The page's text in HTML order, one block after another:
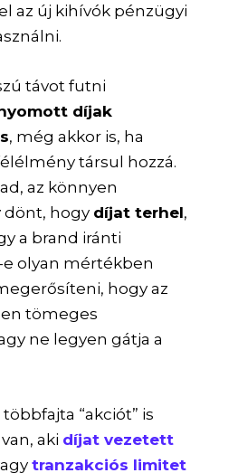
az új kihívók pénzügyi
távot futni
díjak
, még akkor is, ha
társul hozzá.
az könnyen
dönt, hogy díjat terhel,
a brand iránti
olyan mértékben
hogy az
tömeges
ne legyen gátja a
“akciót” is
aki díjat vezetett
tranzakciós limitet